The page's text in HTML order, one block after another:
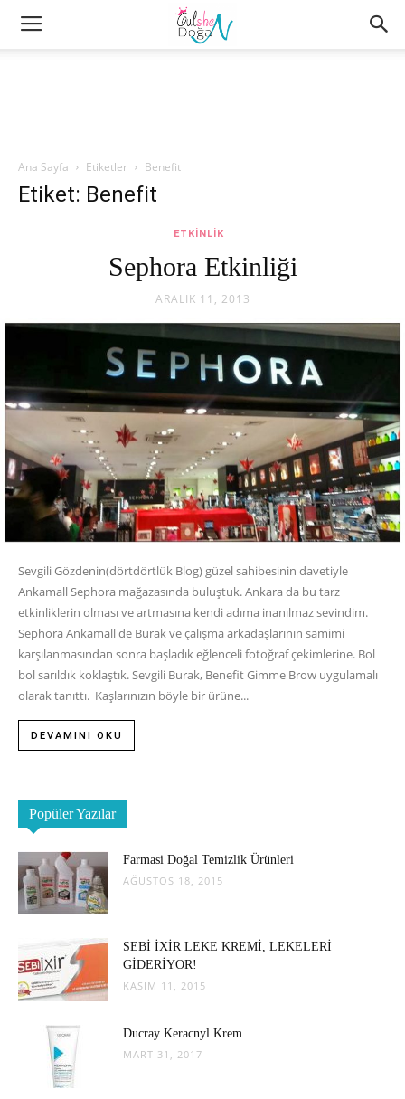
Ana Sayfa Etiketler Benefit
Etiket: Benefit
ETKINLIK
Sephora Etkinliği
ARALIK 11, 2013
Sevgili Gözdenin(dörtdörtlük Blog) güzel sahibesinin davetiyle
Ankamall Sephora mağazasında buluştuk. Ankara da bu tarz
etkinliklerin olması ve artmasına kendi adıma inanılmaz sevindim.
Sephora Ankamall de Burak ve çalışma arkadaşlarının samimi
karşılanmasından sonra başladık eğlenceli fotoğraf çekimlerine. Bol
bol sarıldık koklaştık. Sevgili Burak, Benefit Gimme Brow uygulamalı
olarak tanıttı. Kaşlarınızın böyle bir ürüne...
DEVAMINI OKU
Popüler Yazılar
Farmasi Doğal Temizlik Ürünleri
AĞUSTOS 18, 2015
SEBİ İXİR LEKE KREMİ, LEKELERİ
GİDERİYOR!
KASIM 11, 2015
Ducray Keracnyl Krem
MART 31, 2017